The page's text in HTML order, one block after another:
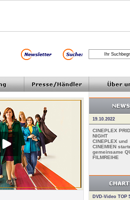
19.10.2022
CINEPLEX
NIGHT
CINEPLEX und
CINEMIEN
gemeinsame
FILMREIHE
DVD-Video TOP